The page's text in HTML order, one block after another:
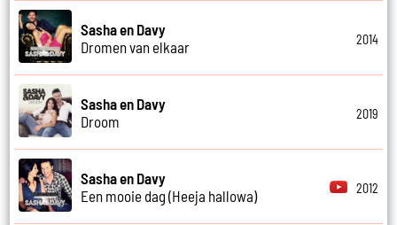
Sasha en Davy
Dromen van elkaar
2014
Sasha en Davy
Droom
2019
Sasha en Davy
Een mooie dag (Heeja hallowa)
2012